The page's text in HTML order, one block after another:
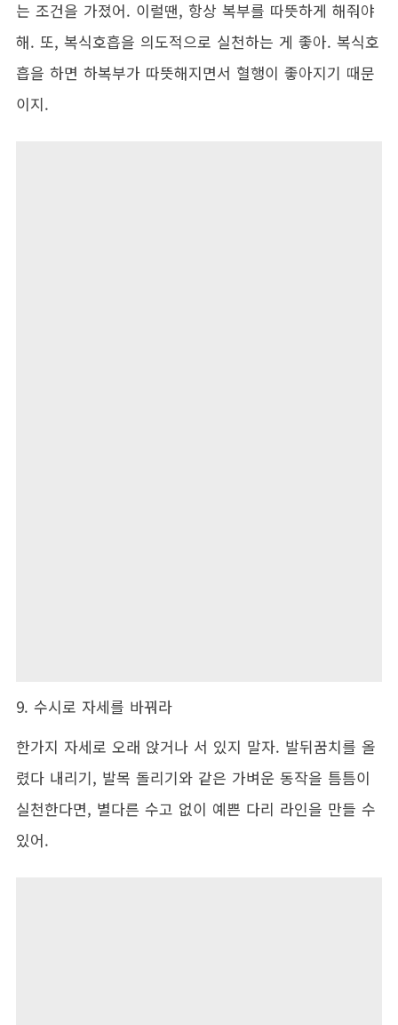
는 조건을 가졌어. 이럴땐, 항상 복부를 따뜻하게 해줘야
해. 또, 복식호흡을 의도적으로 실천하는 게 좋아. 복식호
흡을 하면 하복부가 따뜻해지면서 혈행이 좋아지기 때문
이지.
9. 수시로 자세를 바꿔라
한가지 자세로 오래 앉거나 서 있지 말자. 발뒤꿈치를 올
렸다 내리기, 발목 돌리기와 같은 가벼운 동작을 틈틈이
실천한다면, 별다른 수고 없이 예쁜 다리 라인을 만들 수
있어.